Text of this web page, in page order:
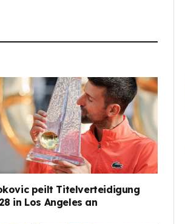
peilt Titelverteidigung
in Los Angeles an